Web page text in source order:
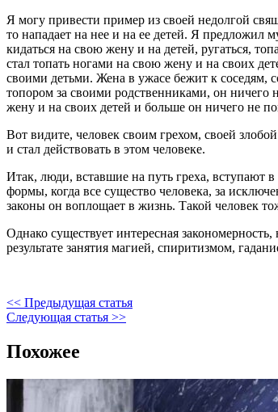
Я могу привести пример из своей недолгой
то нападает на нее и на ее детей. Я предложил
кидаться на свою жену и на детей, ругаться,
стал топать ногами на свою жену и на своих
своими детьми. Жена в ужасе бежит к соседям,
топором за своими родственниками, он ничего
жену и на своих детей и больше он ничего не
Вот видите, человек своим грехом, своей
и стал действовать в этом человеке.
Итак, люди, вставшие на путь греха, вступают
формы, когда все существо человека, за
законы он воплощает в жизнь. Такой человек
Однако существует интересная
результате занятия магией, спиритизмом,
<< Предыдущая статья
Следующая статья >>
Похожее